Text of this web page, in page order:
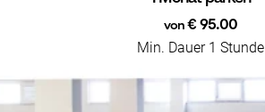
von € 95.00
Min. Dauer 1 Stunde